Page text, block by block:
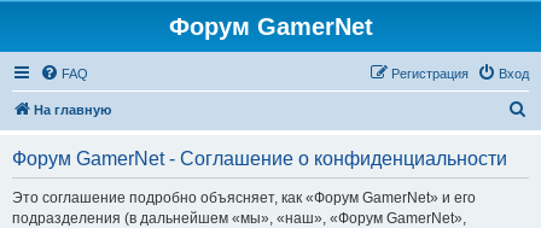
Форум GamerNet
FAQ Вход
Регистрация
На главную
Форум GamerNet - Соглашение о конфиденциальности
Это соглашение подробно объясняет, как «Форум GamerNet» и его
подразделения (в дальнейшем «мы», «наш», «Форум GamerNet»,